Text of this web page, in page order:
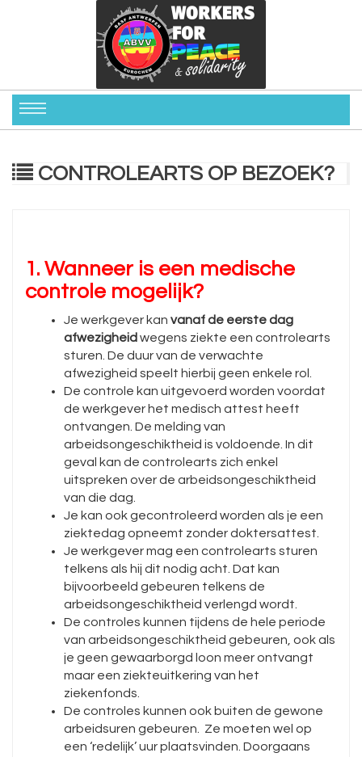
CONTROLEARTS OP BEZOEK?
1. Wanneer is een medische
controle mogelijk?
Je werkgever kan vanaf de eerste dag
afwezigheid wegens ziekte een controlearts
sturen. De duur van de verwachte
afwezigheid speelt hierbij geen enkele rol.
De controle kan uitgevoerd worden voordat
de werkgever het medisch attest heeft
ontvangen. De melding van
arbeidsongeschiktheid is voldoende. In dit
geval kan de controlearts zich enkel
uitspreken over de arbeidsongeschiktheid
van die dag.
Je kan ook gecontroleerd worden als je een
ziektedag opneemt zonder doktersattest.
Je werkgever mag een controlearts sturen
telkens als hij dit nodig acht. Dat kan
bijvoorbeeld gebeuren telkens de
arbeidsongeschiktheid verlengd wordt.
De controles kunnen tijdens de hele periode
van arbeidsongeschiktheid gebeuren, ook als
je geen gewaarborgd loon meer ontvangt
maar een ziekteuitkering van het
ziekenfonds.
De controles kunnen ook buiten de gewone
arbeidsuren gebeuren. Ze moeten wel op
een ‘redelijk’ uur plaatsvinden. Doorgaans